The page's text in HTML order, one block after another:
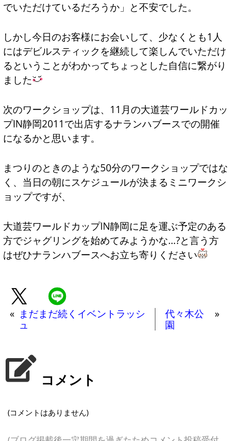
でいただけているだろうか」と不安でした。
しかし今日のお客様にお会いして、少なくとも1人
にはデビルスティックを継続して楽しんでいただけ
るということがわかってちょっとした自信に繋がり
ました
次のワークショップは、11月の大道芸ワールドカッ
プIN静岡2011で出店するナランハブースでの開催
になるかと思います。
まつりのときのような50分のワークショップではな
く、当日の朝にスケジュールが決まるミニワークシ
ョップですが、
大道芸ワールドカップIN静岡に足を運ぶ予定のある
方でジャグリングを始めてみようかな…?と言う方
はぜひナランハブースへお立ち寄りください
« まだまだ続くイベントラッシ
ュ
代々木公
園
»
コメント
(コメントはありません)